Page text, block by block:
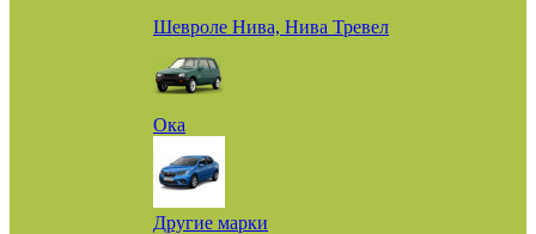
Шевроле Нива, Нива Тревел
Ока
Другие марки